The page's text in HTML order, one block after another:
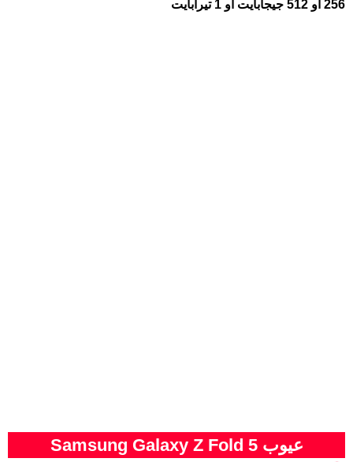
256 أو 512 جيجابايت أو 1 تيرابايت
عيوب Samsung Galaxy Z Fold 5